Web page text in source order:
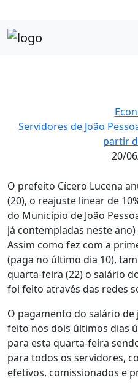
Servidores de João
partir
20/
O prefeito Cícero Lucena
(20), o reajuste linear de
do Município de João
já contempladas neste
Assim como fez com a
(paga no último dia 10),
quarta-feira (22) o salário
foi feito através das redes
O pagamento do salário
feito nos dois últimos dias
para esta quarta-feira
para todos os servidores,
efetivos, comissionados e